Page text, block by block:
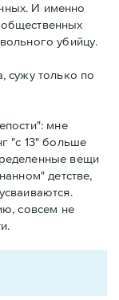
И именно
убийцу.
сужу только по
мне
"с 13" больше
вещи
детстве,
совсем не